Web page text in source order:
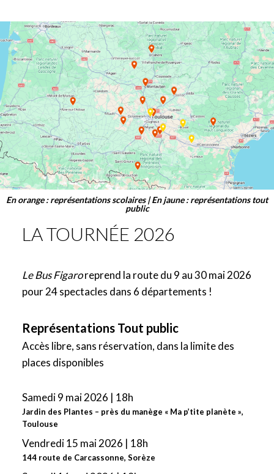
En orange : représentations scolaires | En jaune : représentations tout
public
LA TOURNÉE 2026
Le Bus Figaroreprend la route du 9 au 30 mai 2026
pour 24 spectacles dans 6 départements !
Représentations Tout public
Accès libre, sans réservation, dans la limite des
places disponibles
Samedi 9 mai 2026 | 18h
Jardin des Plantes – près du manège « Ma p’tite planète »,
Toulouse
Vendredi 15 mai 2026 | 18h
144 route de Carcassonne, Sorèze